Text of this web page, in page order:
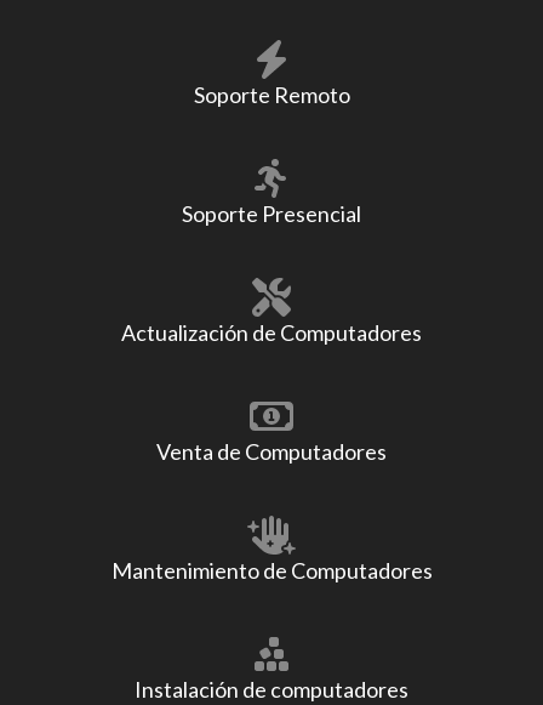
Soporte Remoto
Soporte Presencial
Actualización de Computadores
Venta de Computadores
Mantenimiento de Computadores
Instalación de computadores